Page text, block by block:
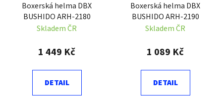
Boxerská helma DBX
BUSHIDO ARH-2180
Skladem ČR
1 449 Kč
DETAIL
Boxerská helma DBX
BUSHIDO ARH-2190
Skladem ČR
1 089 Kč
DETAIL